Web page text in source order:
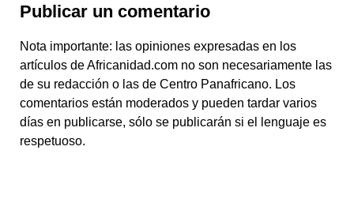
Publicar un comentario
Nota importante: las opiniones expresadas en los
artículos de Africanidad.com no son necesariamente las
de su redacción o las de Centro Panafricano. Los
comentarios están moderados y pueden tardar varios
días en publicarse, sólo se publicarán si el lenguaje es
respetuoso.